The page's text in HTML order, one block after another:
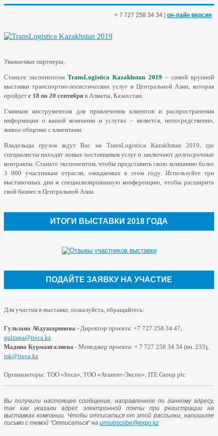
+ 7 727 258 34 34 | он-лайн версия
Уважаемые партнеры,
Станьте экспонентомTransLogistica Kazakhstan 2019 – самой крупной
выставки транспортно-логистических услуг в Центральной Азии, которая
пройдет с 18 по 20 сентября в Алматы, Казахстан.
Главным инструментом для привлечения клиентов и распространения
информации о вашей компании и услугах – является, непосредственно,
живое общение с клиентами.
Владельцы грузов ждут Вас на TransLogistica Kazakhstan 2019, где
специалисты находят новых поставщиков услуг и заключают долгосрочные
контракты. Станьте экспонентом, чтобы представить свою компанию более
3 000 участникам отрасли, ожидаемых в этом году. Используйте три
выставочных дня и специализированную конференцию, чтобы расширить
свой бизнес в Центральной Азии.
ИТОГИ ВЫСТАВКИ 2018 ГОДА
ПОДАЙТЕ ЗАЯВКУ НА УЧАСТИЕ
Для участия в выставке, пожалуйста, обращайтесь:
Гульзана Абдушарипова - Директор проекта: +7 727 258 34 47,
gulzana@iteca.kz
Мадина Курмангалиева - Менеджер проекта: + 7 727 258 34 34 (вн. 233),
mk@iteca.kz
Организаторы: ТОО «Iteca», ТОО «Атакент-Экспо», ITE Group plc
Вы получили настоящее сообщение, направленное по данному адресу,
так как указали адрес электронной почты при регистрации на
выставках компании. Чтобы отписаться от этой рассылки, напишите
письмо с темой "Отписаться" на unsubscribe@expo.kz